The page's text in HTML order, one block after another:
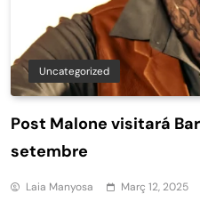
Uncategorized
Post Malone visitará
setembre
Laia Manyosa Març 12, 2025